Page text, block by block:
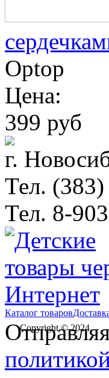
Optop
Цена:
399 руб
г.
Тел.
Тел. 8-
Каталог товаров
Copyright © 2024